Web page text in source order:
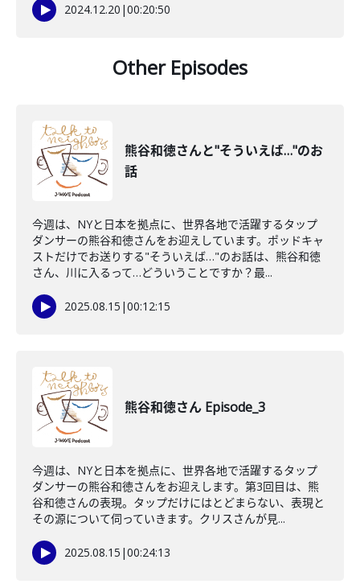
2024.12.20 |00:20:50
Other Episodes
熊谷和徳さんと"そういえば…"のお
話
今週は、NYと日本を拠点に、世界各地で活躍するタップ
ダンサーの熊谷和徳さんをお迎えしています。ポッドキャ
ストだけでお送りする"そういえば…"のお話は、熊谷和徳
さん、川に入るって…どういうことですか？最...
2025.08.15 |00:12:15
熊谷和徳さん Episode_3
今週は、NYと日本を拠点に、世界各地で活躍するタップ
ダンサーの熊谷和徳さんをお迎えします。第3回目は、熊
谷和徳さんの表現。タップだけにはとどまらない、表現と
その源について伺っていきます。クリスさんが見...
2025.08.15 |00:24:13